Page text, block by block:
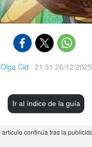
Olga Cid · 21:31 26/12/2025
Ir al índice de la guía